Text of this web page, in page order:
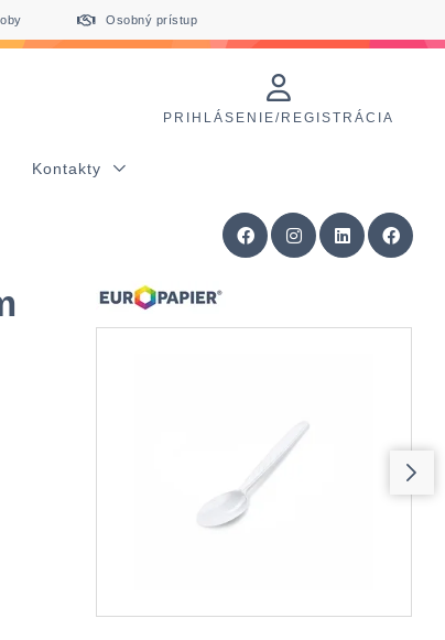
Osobný prístup
PRIHLÁSENIE/REGISTRÁCIA
Kontakty